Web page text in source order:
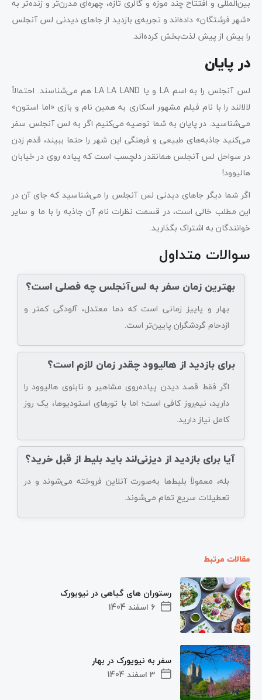
بین‌المللی و افتتاح چند موزه و گالری تازه، چهره‌ای مدرن‌تر و زنده‌تر به
«شهر فرشتگان» داده‌اند و تجربه‌ی بازدید از جاهای دیدنی لس آنجلس
را بیش از پیش لذت‌بخش کرده‌اند.
در پایان
لس آنجلس را به اسم LA و یا LA LA LAND هم می‌شناسند. احتمالاً
لالالند را با نام فیلم مشهور اسکاری به همین نام و بازی «اما استون»
می‌شناسید. در پایان به شما توصیه می‌کنیم اگر به لس آنجلس سفر
می‌کنید جاذبه‌های طبیعی و فرهنگی این شهر را حتما ببیند، قدم زدن
در سواحل لس آنجلس همانقدر دلچسب است که پیاده روی در خیابان
هالیوود!
اگر شما دیگر جاهای دیدنی لس آنجلس را می‌شناسید که جای آن در
این مطلب خالی است، در قسمت نظرات نام آن جاذبه را با ما و سایر
خوانندگان به اشتراک بگذارید.
سوالات متداول
بهترین زمان سفر به لس‌آنجلس چه فصلی است؟
بهار و پاییز زمانی است که دما معتدل، آلودگی کمتر و
ازدحام گردشگران پایین‌تر است.
برای بازدید از هالیوود چقدر زمان لازم است؟
اگر فقط قصد دیدن پیاده‌روی مشاهیر و تابلوی هالیوود را
دارید، نیم‌روز کافی است؛ اما با تورهای استودیوها، یک روز
کامل نیاز دارید.
آیا برای بازدید از دیزنی‌لند باید بلیط از قبل خرید؟
بله، معمولاً بلیط‌ها به‌صورت آنلاین فروخته می‌شوند و در
تعطیلات سریع تمام می‌شوند.
مقالات مرتبط
6 اسفند 1404
رستوران ‌های گیاهی در نیویورک
3 اسفند 1404
سفر به نیویورک در بهار